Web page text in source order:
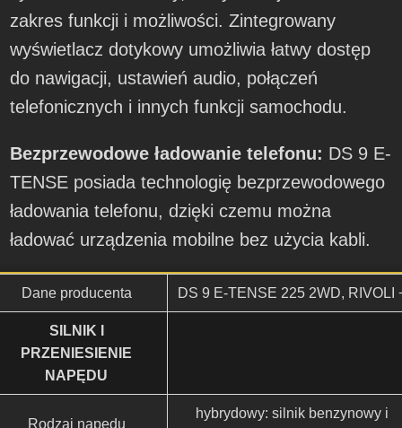
zakres funkcji i możliwości. Zintegrowany
wyświetlacz dotykowy umożliwia łatwy dostęp
do nawigacji, ustawień audio, połączeń
telefonicznych i innych funkcji samochodu.
Bezprzewodowe ładowanie telefonu: DS 9 E-
TENSE posiada technologię bezprzewodowego
ładowania telefonu, dzięki czemu można
ładować urządzenia mobilne bez użycia kabli.
Dane producenta DS 9 E-TENSE 225 2WD, RIVOLI
SILNIK I
PRZENIESIENIE
NAPĘDU
Rodzaj napędu
hybrydowy: silnik benzynowy i